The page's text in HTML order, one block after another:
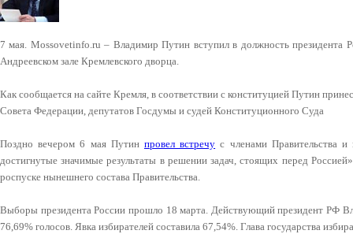
7 мая. Mossovetinfo.ru – Владимир Путин вступил в должность
Андреевском зале Кремлевского дворца.
Как сообщается на сайте Кремля, в соответствии с конституцией Путин
Совета Федерации, депутатов Госдумы и судей Конституционного Суда
Поздно вечером 6 мая Путин провел встречу с членами Правительства
достигнутые значимые результаты в решении задач, стоящих перед
роспуске нынешнего состава Правительства.
Выборы президента России прошло 18 марта. Действующий президент РФ
76,69% голосов. Явка избирателей составила 67,54%. Глава государства